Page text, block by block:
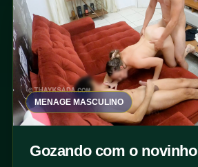
MENAGE MASCULINO
Gozando com o novinho